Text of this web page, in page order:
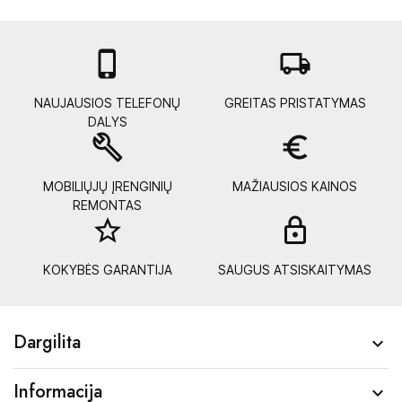

NAUJAUSIOS TELEFONŲ
DALYS
local_shipping
GREITAS PRISTATYMAS
build
MOBILIŲJŲ ĮRENGINIŲ
REMONTAS
euro_symbol
MAŽIAUSIOS KAINOS
star_border
KOKYBĖS GARANTIJA SAUGUS ATSISKAITYMAS
Dargilita 
Informacija 